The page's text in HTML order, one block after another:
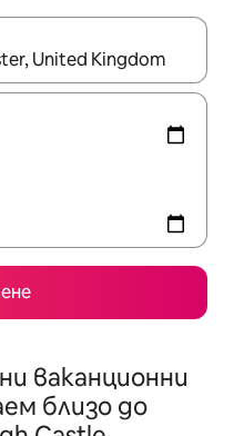
използвайте
ваканционни
близо до